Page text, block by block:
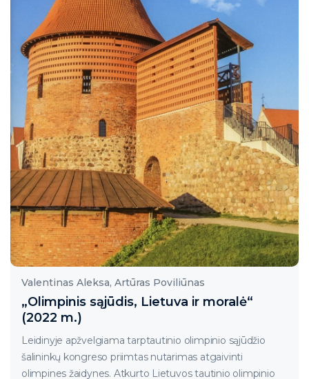
Valentinas Aleksa, Artūras Poviliūnas
„Olimpinis sąjūdis, Lietuva ir moralė“
(2022 m.)
Leidinyje apžvelgiama tarptautinio olimpinio sąjūdžio
šalininkų kongreso priimtas nutarimas atgaivinti
olimpines žaidynes. Atkurto Lietuvos tautinio olimpinio